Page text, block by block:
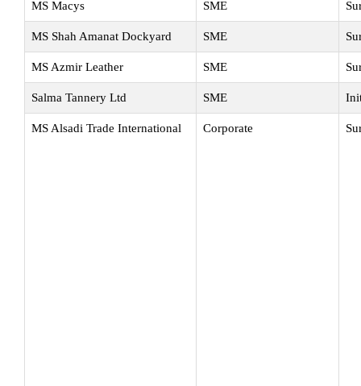
MS Macys SME
MS Shah Amanat Dockyard SME
MS Azmir Leather SME
Salma Tannery Ltd SME
MS Alsadi Trade International Corporate